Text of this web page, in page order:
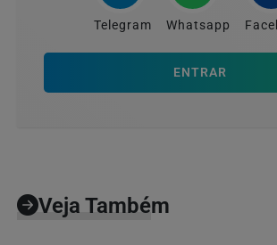
Telegram Whatsapp
ENTRAR
Veja Também